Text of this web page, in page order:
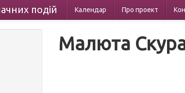
подій Календар Про проект
Малюта